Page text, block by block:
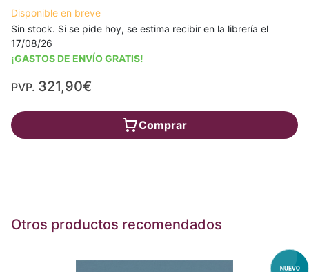
Disponible en breve
Sin stock. Si se pide hoy, se estima recibir en la librería el
17/08/26
¡GASTOS DE ENVÍO GRATIS!
PVP. 321,90€
Comprar
Otros productos recomendados